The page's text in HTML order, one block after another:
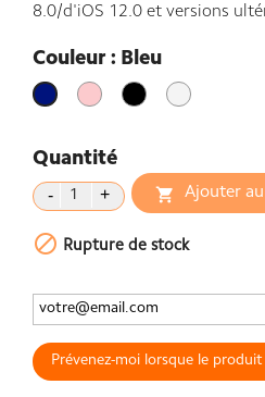
8.0/d'iOS 12.0 et versions
Couleur : Bleu
Bleu Rose Noir Silver
Quantité
 Ajouter
 Rupture de stock
Prévenez-moi lorsque le